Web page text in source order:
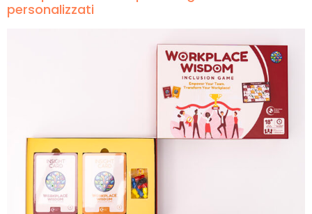
personalizzati